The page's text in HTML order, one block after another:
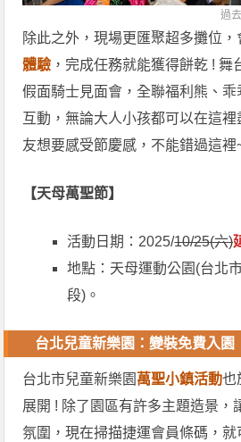
過
除此之外，現場更匯聚超多攤位，
體驗 ，完成任務就能獲得餅乾 ! 舞
假面騎士見面會，全聯福利熊、
互動，無論大人小孩都可以在這
友想要感受節慶感，不能錯過這裡
【天母萬聖節】
活動日期：2025/10/25(六)
地點：天母運動公園(台北
段)。
台北兒童新樂園：變裝免費入園
台北市兒童新樂園 萬聖小鎮活動也
展開 ! 除了園區有許多主題造景，
氛圍，現在掃描捷運會員條碼，